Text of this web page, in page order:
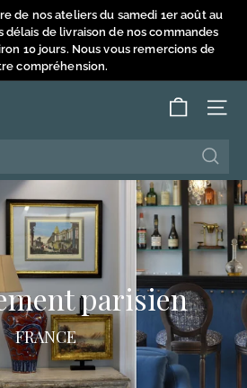
Diaporama
Pause
de nos ateliers du samedi 1er août au
délais de livraison de nos commandes
10 jours. Nous vous remercions de
compréhension.
parisien
FRANCE